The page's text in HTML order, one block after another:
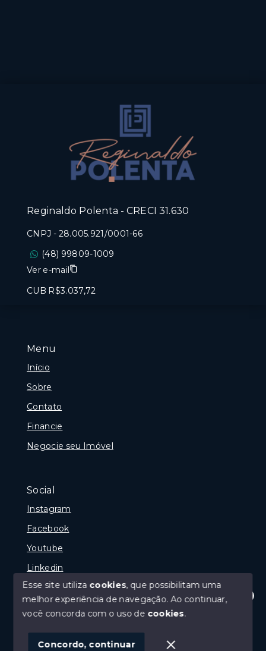
Olá! Estamos disponíveis para te ajudar.
Menu
Início
Sobre
Contato
Financie
Negocie seu Imóvel
Social
Instagram
Facebook
Youtube
Linkedin
© Copyright 2026 - Reginaldo Polenta - CRECI 31.630
SITE PARA IMOBILIARIA
Reginaldo Polenta - CRECI 31.630
CNPJ - 28.005.921/0001-66
(48) 99809-1009
Ver e-mail
CUB R$3.037,72
Esse site utiliza cookies, que possibilitam uma
melhor experiência de navegação.Ao continuar,
você concorda com o uso de cookies.
Concordo, continuar